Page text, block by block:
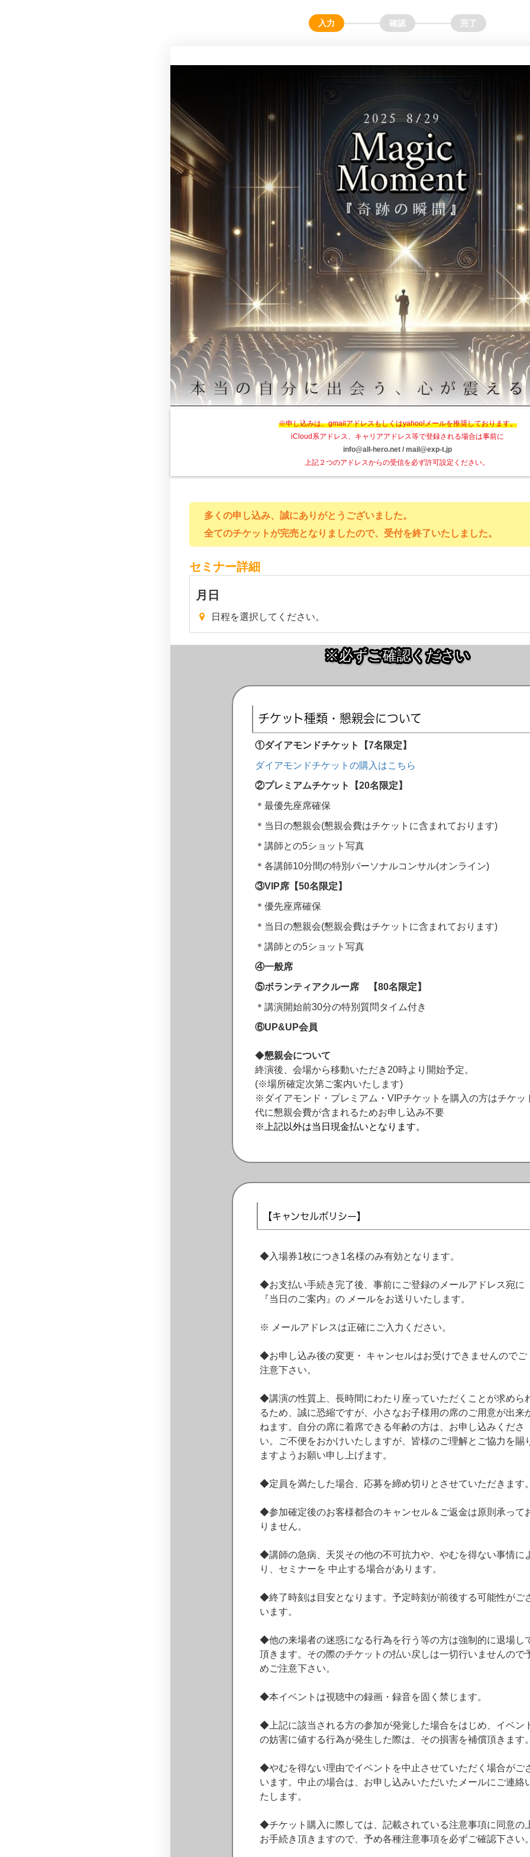
※申し込みは、gmailアドレスもしくはyahoo!メールを推奨しております。
iCloud系アドレス、キャリアアドレス等で登録される場合は事前に
info@all-hero.net / mail@exp-t.jp
上記２つのアドレスからの受信を必ず許可設定ください。
多くの申し込み、誠にありがとうございました。
全てのチケットが完売となりましたので、受付を終了いたしました。
セミナー詳細
月 日
日程を選択してください。
※必ずご確認ください
チケット種類・懇親会について
①ダイアモンドチケット【7名限定】
ダイアモンドチケットの購入はこちら
②プレミアムチケット【20名限定】
＊最優先座席確保
＊当日の懇親会(懇親会費はチケットに含まれております)
＊講師との5ショット写真
＊各講師10分間の特別パーソナルコンサル(オンライン)
③VIP席【50名限定】
＊優先座席確保
＊当日の懇親会(懇親会費はチケットに含まれております)
＊講師との5ショット写真
④一般席
⑤ボランティアクルー席 【80名限定】
＊講演開始前30分の特別質問タイム付き
⑥UP&UP会員
◆懇親会について
終演後、会場から移動いただき20時より開始予定。
(※場所確定次第ご案内いたします)
※ダイアモンド・プレミアム・VIPチケットを購入の方はチケッ
代に懇親会費が含まれるためお申し込み不要
※上記以外は当日現金払いとなります。
【キャンセルポリシー】
◆入場券1枚につき1名様のみ有効となります。
◆お支払い手続き完了後、事前にご登録のメールアドレス宛に
『当日のご案内』の メールをお送りいたします。
※ メールアドレスは正確にご入力ください。
◆お申し込み後の変更・ キャンセルはお受けできませんのでご
注意下さい。
◆講演の性質上、長時間にわたり座っていただくことが求めら
るため、誠に恐縮ですが、小さなお子様用の席のご用意が出来
ねます。自分の席に着席できる年齢の方は、お申し込みくださ
い。ご不便をおかけいたしますが、皆様のご理解とご協力を賜
ますようお願い申し上げます。
◆定員を満たした場合、応募を締め切りとさせていただきます
◆参加確定後のお客様都合のキャンセル＆ご返金は原則承って
りません。
◆講師の急病、天災その他の不可抗力や、やむを得ない事情に
り、セミナーを 中止する場合があります。
◆終了時刻は目安となります。予定時刻が前後する可能性がご
います。
◆他の来場者の迷惑になる行為を行う等の方は強制的に退場し
頂きます。その際のチケットの払い戻しは一切行いませんので
めご注意下さい。
◆本イベントは視聴中の録画・録音を固く禁じます。
◆上記に該当される方の参加が発覚した場合をはじめ、イベン
の妨害に値する行為が発生した際は、その損害を補償頂きます
◆やむを得ない理由でイベントを中止させていただく場合がご
います。中止の場合は、お申し込みいただいたメールにご連絡
たします。
◆チケット購入に際しては、記載されている注意事項に同意の
お手続き頂きますので、予め各種注意事項を必ずご確認下さい